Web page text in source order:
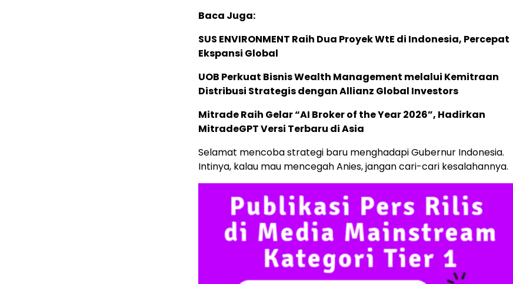
Baca Juga:
SUS ENVIRONMENT Raih Dua Proyek WtE di Indonesia, Percepat
Ekspansi Global
UOB Perkuat Bisnis Wealth Management melalui Kemitraan
Distribusi Strategis dengan Allianz Global Investors
Mitrade Raih Gelar “AI Broker of the Year 2026”, Hadirkan
MitradeGPT Versi Terbaru di Asia
Selamat mencoba strategi baru menghadapi Gubernur Indonesia.
Intinya, kalau mau mencegah Anies, jangan cari-cari kesalahannya.